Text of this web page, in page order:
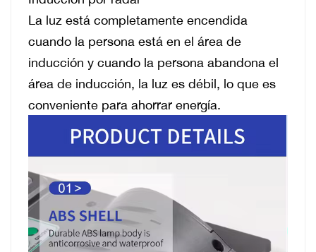
La luz está completamente encendida
cuando la persona está en el área de
inducción y cuando la persona abandona el
área de inducción, la luz es débil, lo que es
conveniente para ahorrar energía.